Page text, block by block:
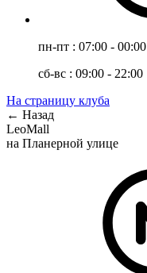
пн-пт : 07:00 - 00:00
сб-вс : 09:00 - 22:00
На страницу клуба
← Назад
LeoMall
на Планерной улице